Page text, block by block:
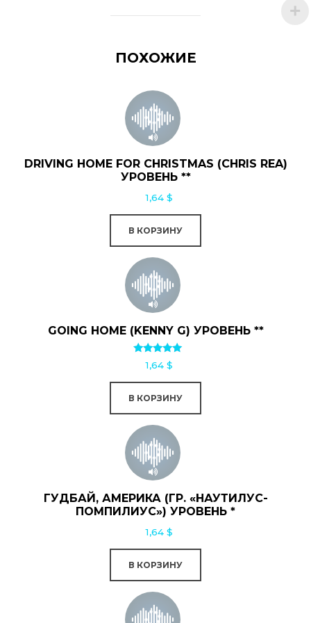
ПОХОЖИЕ
DRIVING HOME FOR CHRISTMAS (CHRIS REA)
УРОВЕНЬ **
1,64 $
В КОРЗИНУ
GOING HOME (KENNY G) УРОВЕНЬ **
Оценка
5.00
1,64 $
В КОРЗИНУ
ГУДБАЙ, АМЕРИКА (ГР. «НАУТИЛУС-
ПОМПИЛИУС») УРОВЕНЬ *
1,64 $
В КОРЗИНУ